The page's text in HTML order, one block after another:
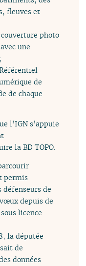
fleuves et
photo
une
de
de chaque
l’IGN s’appuie
la BD TOPO.
permis
défenseurs de
depuis de
licence
la députée
de
données